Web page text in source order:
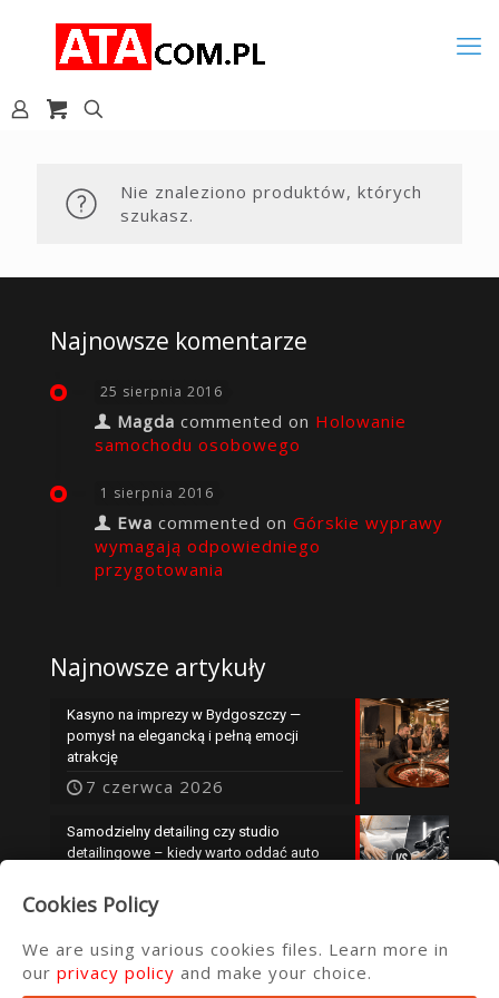
Nie znaleziono produktów, których
szukasz.
Najnowsze komentarze
25 sierpnia 2016
Magda commented on Holowanie
samochodu osobowego
1 sierpnia 2016
Ewa commented on Górskie wyprawy
wymagają odpowiedniego
przygotowania
Najnowsze artykuły
Kasyno na imprezy w Bydgoszczy —
pomysł na elegancką i pełną emocji
atrakcję
7 czerwca 2026
Samodzielny detailing czy studio
detailingowe – kiedy warto oddać auto
25 maja 2026
Cookies Policy
We are using various cookies files. Learn more in
our privacy policy and make your choice.